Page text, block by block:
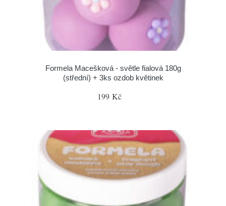
Formela Macešková - světle fialová 180g
(střední) + 3ks ozdob květinek
199 Kč